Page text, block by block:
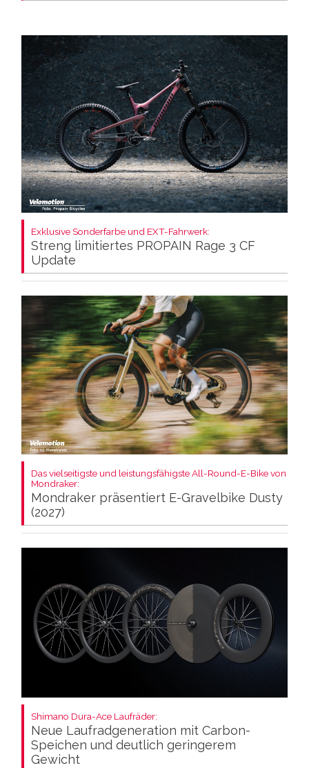
Exklusive Sonderfarbe und EXT-Fahrwerk:
Streng limitiertes PROPAIN Rage 3 CF
Update
Das vielseitigste und leistungsfähigste All-Round-E-Bike von
Mondraker:
Mondraker präsentiert E-Gravelbike Dusty
(2027)
Shimano Dura-Ace Laufräder:
Neue Laufradgeneration mit Carbon-
Speichen und deutlich geringerem
Gewicht